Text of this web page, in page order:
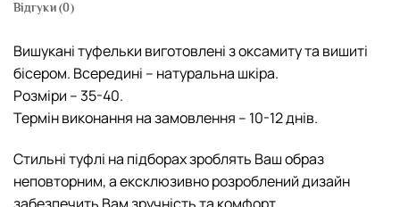
Відгуки (0)
Вишукані туфельки виготовлені з оксамиту та вишиті
бісером. Всередині – натуральна шкіра.
Розміри – 35-40.
Термін виконання на замовлення – 10-12 днів.
Стильні туфлі на підборах зроблять Ваш образ
неповторним, а ексклюзивно розроблений дизайн